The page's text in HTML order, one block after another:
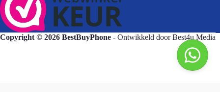
Copyright © 2026 BestBuyPhone - Ontwikkeld doorBest4u Media